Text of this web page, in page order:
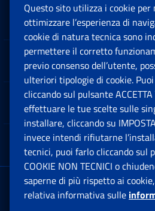
Sedi e Contatti
Software
Note Legali
App mobile
Sede Legale : Via Ciro
00144 Roma
Questo sito utilizza i cookie
ottimizzare l’esperienza di
cookie di natura tecnica sono
permettere il corretto
previo consenso dell’utente,
ulteriori tipologie di cookie.
cliccando sul pulsante
effettuare le tue scelte sulle
installare, cliccando su
invece intendi rifiutarne
tecnici, puoi farlo cliccando sul
COOKIE NON TECNICI o
saperne di più rispetto ai
relativa informativa sulle